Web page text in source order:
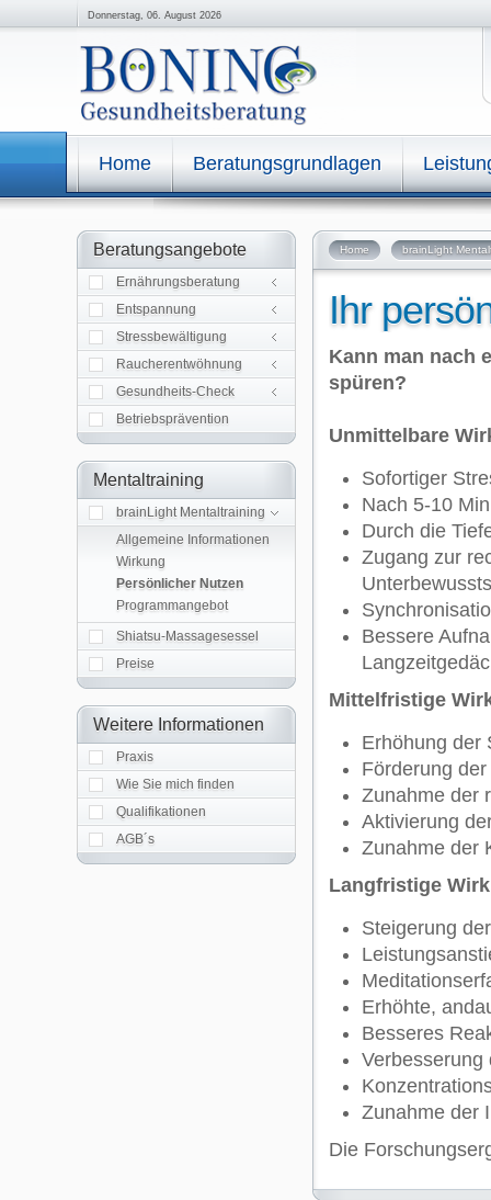
Donnerstag, 06. August 2026
Home Beratungsgrundlagen
Home brainLight
Ihr
Kann man nach
spüren?
Unmittelbare
Sofortiger
Nach 5-10
Durch die
Zugang zur
Bessere
Mittelfristige
Erhöhung der
Förderung
Zunahme der
Aktivierung
Zunahme der
Langfristige
Steigerung
Erhöhte,
Besseres
Verbesserung
Zunahme der
Die
Beratungsangebote
Ernährungsberatung
Allgemeine Informationen
Einzelberatung
Gruppenberatung
Entspannung
Autogenes Training
Progress. Muskelrelaxation
Stressbewältigung
A.C.T. Kompetenztraining
IFT Programm
Raucherentwöhnung
IFT Rauchfreiprogramm
IFT Rauchfreiprog. Kompakt
Gesundheits-Check
Analysen und Messungen
Betriebsprävention
Mentaltraining
brainLight Mentaltraining
Allgemeine Informationen
Wirkung
Persönlicher Nutzen
Programmangebot
Shiatsu-Massagesessel
Preise
Weitere Informationen
Praxis
Wie Sie mich finden
Qualifikationen
AGB´s